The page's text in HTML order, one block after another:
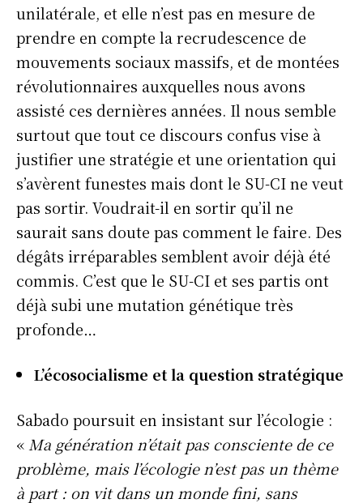
unilatérale, et elle n’est pas en mesure de
prendre en compte la recrudescence de
mouvements sociaux massifs, et de montées
révolutionnaires auxquelles nous avons
assisté ces dernières années. Il nous semble
surtout que tout ce discours confus vise à
justifier une stratégie et une orientation qui
s’avèrent funestes mais dont le SU-CI ne veut
pas sortir. Voudrait-il en sortir qu’il ne
saurait sans doute pas comment le faire. Des
dégâts irréparables semblent avoir déjà été
commis. C’est que le SU-CI et ses partis ont
déjà subi une mutation génétique très
profonde…
L’écosocialisme et la question stratégique
Sabado poursuit en insistant sur l’écologie :
« Ma génération n’était pas consciente de ce
problème, mais l’écologie n’est pas un thème
à part : on vit dans un monde fini, sans